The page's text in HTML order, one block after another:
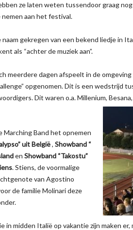
ze laten weten tussendoor graag
nemen aan het festival.
gekregen van een bekend liedje in
als “achter de muziek aan”.
meerdere dagen afspeelt in de omgeving
opgenomen. Dit is een wedstrijd
Dit waren o.a. Millenium,
Marching Band het opnemen
uit België, Showband “
en Showband “Takostu”
. Stiens, de voormalige
van Agostino
de familie Molinari deze
in midden Italië op vakantie zijn maken